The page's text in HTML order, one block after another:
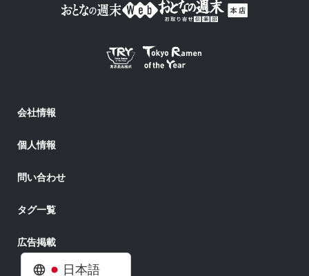
日本語
会社情報
個人情報
問い合わせ
タグ一覧
広告掲載